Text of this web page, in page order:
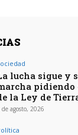
lucha sigue y
pidiendo
la Ley de
de agosto, 2026